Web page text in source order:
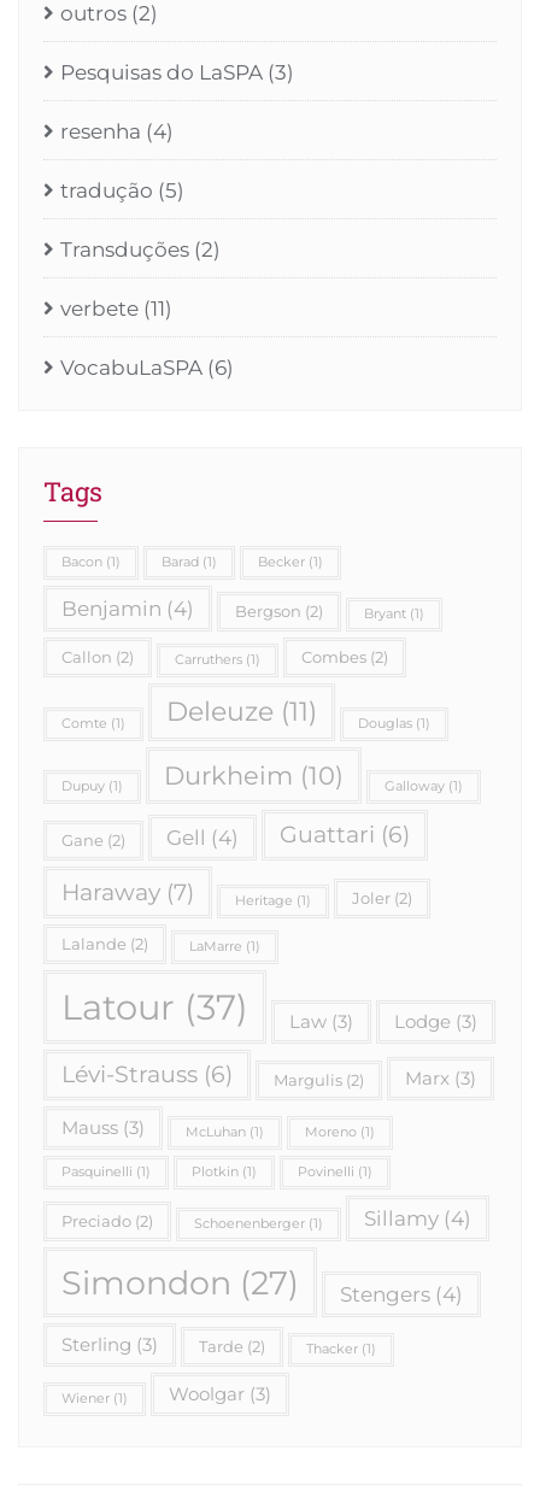
outros (2)
Pesquisas do LaSPA (3)
resenha (4)
tradução (5)
Transduções (2)
verbete (11)
VocabuLaSPA (6)
Tags
Bacon (1) Barad (1) Becker (1)
Benjamin (4) Bergson (2) Bryant (1)
Callon (2) Carruthers (1) Combes (2)
Comte (1) Deleuze (11) Douglas (1)
Dupuy (1) Durkheim (10) Galloway (1)
Gane (2) Gell (4) Guattari (6)
Haraway (7) Heritage (1) Joler (2)
Lalande (2) LaMarre (1)
Latour (37) Law (3) Lodge (3)
Lévi-Strauss (6) Margulis (2) Marx (3)
Mauss (3) McLuhan (1) Moreno (1)
Pasquinelli (1) Plotkin (1) Povinelli (1)
Preciado (2) Schoenenberger (1) Sillamy (4)
Simondon (27) Stengers (4)
Sterling (3) Tarde (2) Thacker (1)
Wiener (1) Woolgar (3)